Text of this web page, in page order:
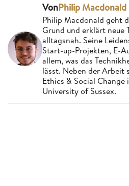
VonPhilip Macdonald
Philip Macdonald geht
Grund und erklärt neue
alltagsnah. Seine
Start-up-Projekten, E-
allem, was das
lässt. Neben der Arbeit
Ethics & Social Change
University of Sussex.